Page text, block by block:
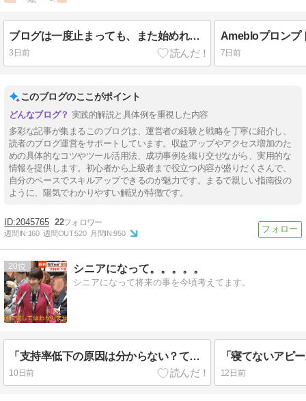
ブログは一度止まっても、また始めればOK♪
3日前 7日前
このブログのここがポイント
実践的解説と具体例を重視した内容
多彩な記事が集まるこのブログは、運営者の経験と戦略を丁寧に紹介し、
読者のブログ運営をサポートしています。収益アップやアクセス増加のた
めの具体的なコツやツール活用法、成功事例を織り交ぜながら、実用的な
情報を提供します。初心者から上級者まで役立つ内容が盛りだくさんで、
自分のペースでスキルアップできるのが魅力です。まるで親しい指南役の
ように、陽気でわかりやすい解説が特徴です。
2045765 22
週間IN:160 週間OUT:520 月間IN:950
20 シニアになって。。。。。
シニアになって将来の事を今頃考えてます。
「支持率低下の原因は分からない？て事は国民の為に何をやったら良いのかわからんって事じゃん」
10日前 12日前